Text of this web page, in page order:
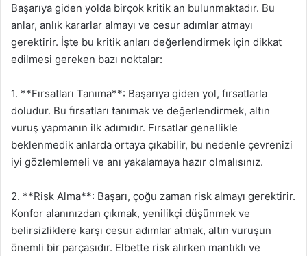
Başarıya giden yolda birçok kritik an bulunmaktadır. Bu
anlar, anlık kararlar almayı ve cesur adımlar atmayı
gerektirir. İşte bu kritik anları değerlendirmek için dikkat
edilmesi gereken bazı noktalar:
1. **Fırsatları Tanıma**: Başarıya giden yol, fırsatlarla
doludur. Bu fırsatları tanımak ve değerlendirmek, altın
vuruş yapmanın ilk adımıdır. Fırsatlar genellikle
beklenmedik anlarda ortaya çıkabilir, bu nedenle çevrenizi
iyi gözlemlemeli ve anı yakalamaya hazır olmalısınız.
2. **Risk Alma**: Başarı, çoğu zaman risk almayı gerektirir.
Konfor alanınızdan çıkmak, yenilikçi düşünmek ve
belirsizliklere karşı cesur adımlar atmak, altın vuruşun
önemli bir parçasıdır. Elbette risk alırken mantıklı ve